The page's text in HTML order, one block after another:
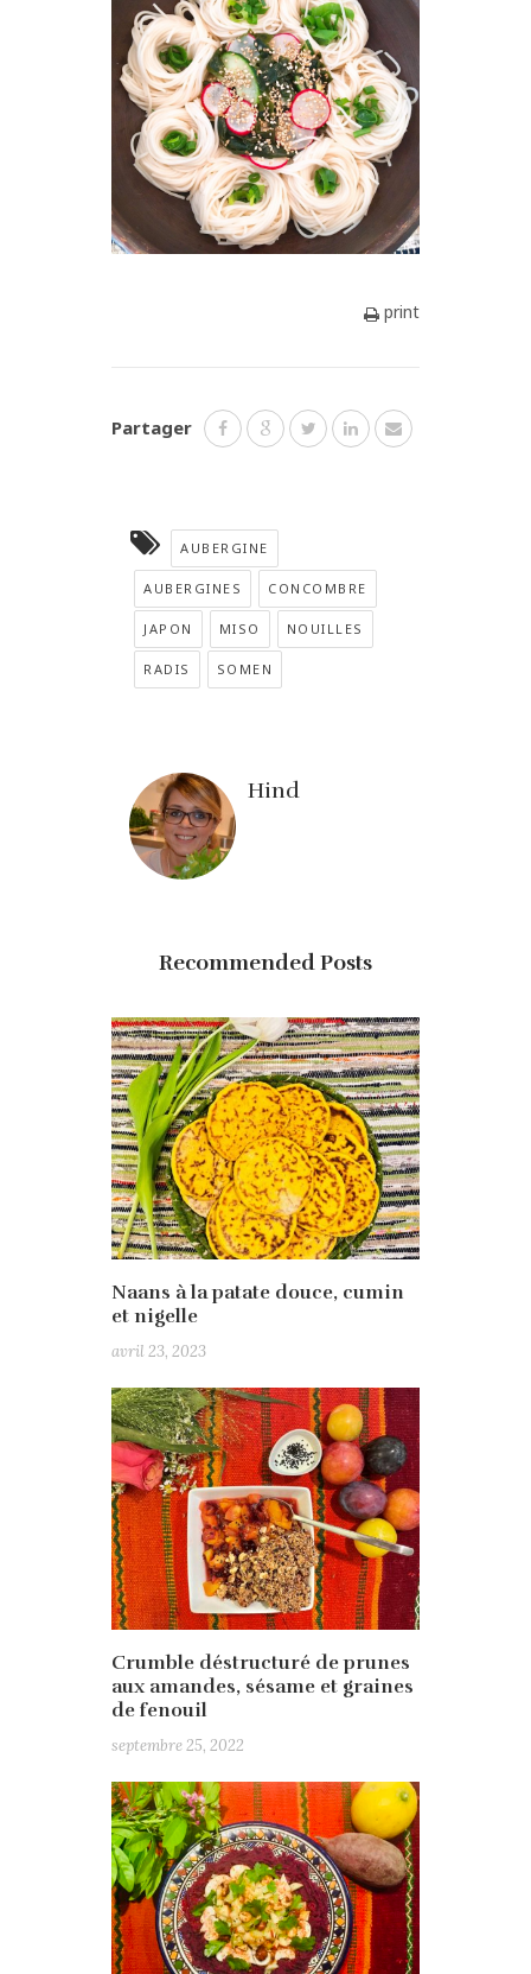
print
Partager
AUBERGINE
AUBERGINES CONCOMBRE
JAPON MISO NOUILLES
RADIS SOMEN
Hind
Recommended Posts
Naans à la patate douce, cumin
et nigelle
avril 23, 2023
Crumble déstructuré de prunes
aux amandes, sésame et graines
de fenouil
septembre 25, 2022